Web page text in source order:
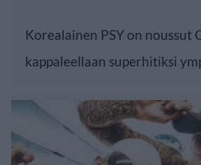
Korealainen PSY on noussut
kappaleellaan superhitiksi